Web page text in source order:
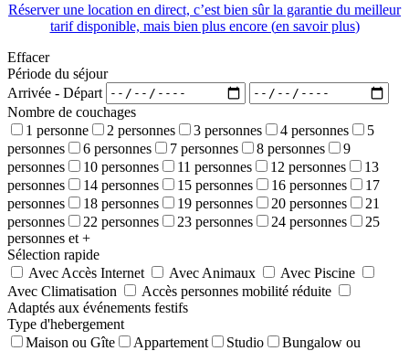
Réserver une location en direct, c’est bien sûr la garantie du meilleur
tarif disponible, mais bien plus encore (en savoir plus)
Effacer
Période du séjour
Arrivée - Départ
Nombre de couchages
1 personne
2 personnes 3 personnes 4 personnes
5
personnes
6 personnes 7 personnes 8 personnes
9
personnes
10 personnes 11 personnes 12 personnes
13
personnes
14 personnes 15 personnes 16 personnes
17
personnes
18 personnes 19 personnes 20 personnes
21
personnes
22 personnes 23 personnes 24 personnes
25
personnes et +
Sélection rapide
Avec Accès Internet
Avec Animaux
Avec Piscine
Avec Climatisation
Accès personnes mobilité réduite
Adaptés aux événements festifs
Type d'hebergement
Maison ou Gîte
Appartement Studio
Bungalow ou